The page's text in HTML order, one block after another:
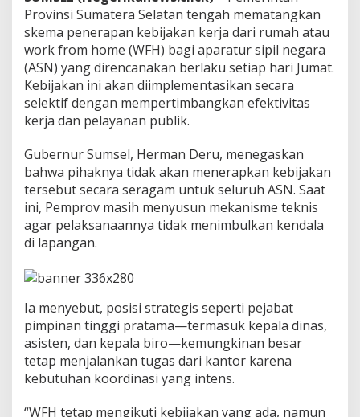
N
,
P
a
s
t
i
k
a
L
a
y
a
n
a
b
i
k
T
e
t
a
O
Provinsi Sumatera Selatan tengah mematangkan
skema penerapan kebijakan kerja dari rumah atau
work from home (WFH) bagi aparatur sipil negara
(ASN) yang direncanakan berlaku setiap hari Jumat.
Kebijakan ini akan diimplementasikan secara
selektif dengan mempertimbangkan efektivitas
kerja dan pelayanan publik.
Gubernur Sumsel, Herman Deru, menegaskan
bahwa pihaknya tidak akan menerapkan kebijakan
tersebut secara seragam untuk seluruh ASN. Saat
ini, Pemprov masih menyusun mekanisme teknis
agar pelaksanaannya tidak menimbulkan kendala
di lapangan.
Ia menyebut, posisi strategis seperti pejabat
pimpinan tinggi pratama—termasuk kepala dinas,
asisten, dan kepala biro—kemungkinan besar
tetap menjalankan tugas dari kantor karena
kebutuhan koordinasi yang intens.
“WFH tetap mengikuti kebijakan yang ada, namun